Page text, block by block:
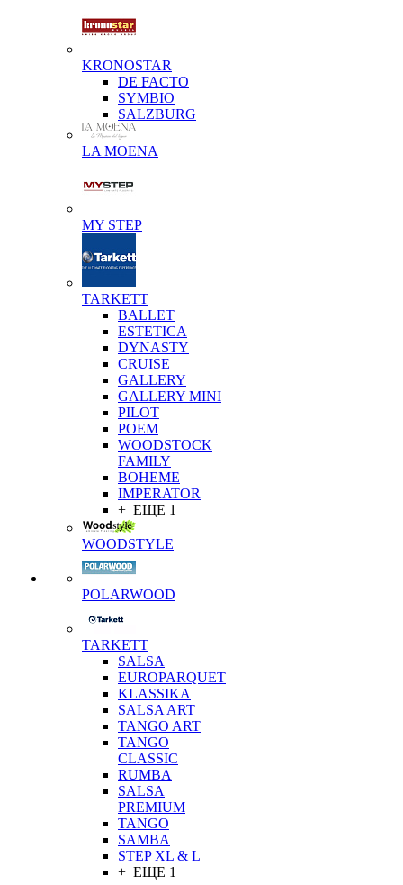
KRONOSTAR
DE FACTO
SYMBIO
SALZBURG
LA MOENA
MY STEP
TARKETT
BALLET
ESTETICA
DYNASTY
CRUISE
GALLERY
GALLERY MINI
PILOT
POEM
WOODSTOCK
FAMILY
BOHEME
IMPERATOR
+ ЕЩЕ 1
WOODSTYLE
POLARWOOD
TARKETT
SALSA
EUROPARQUET
KLASSIKA
SALSA ART
TANGO ART
TANGO
CLASSIC
RUMBA
SALSA
PREMIUM
TANGO
SAMBA
STEP XL & L
+ ЕЩЕ 1